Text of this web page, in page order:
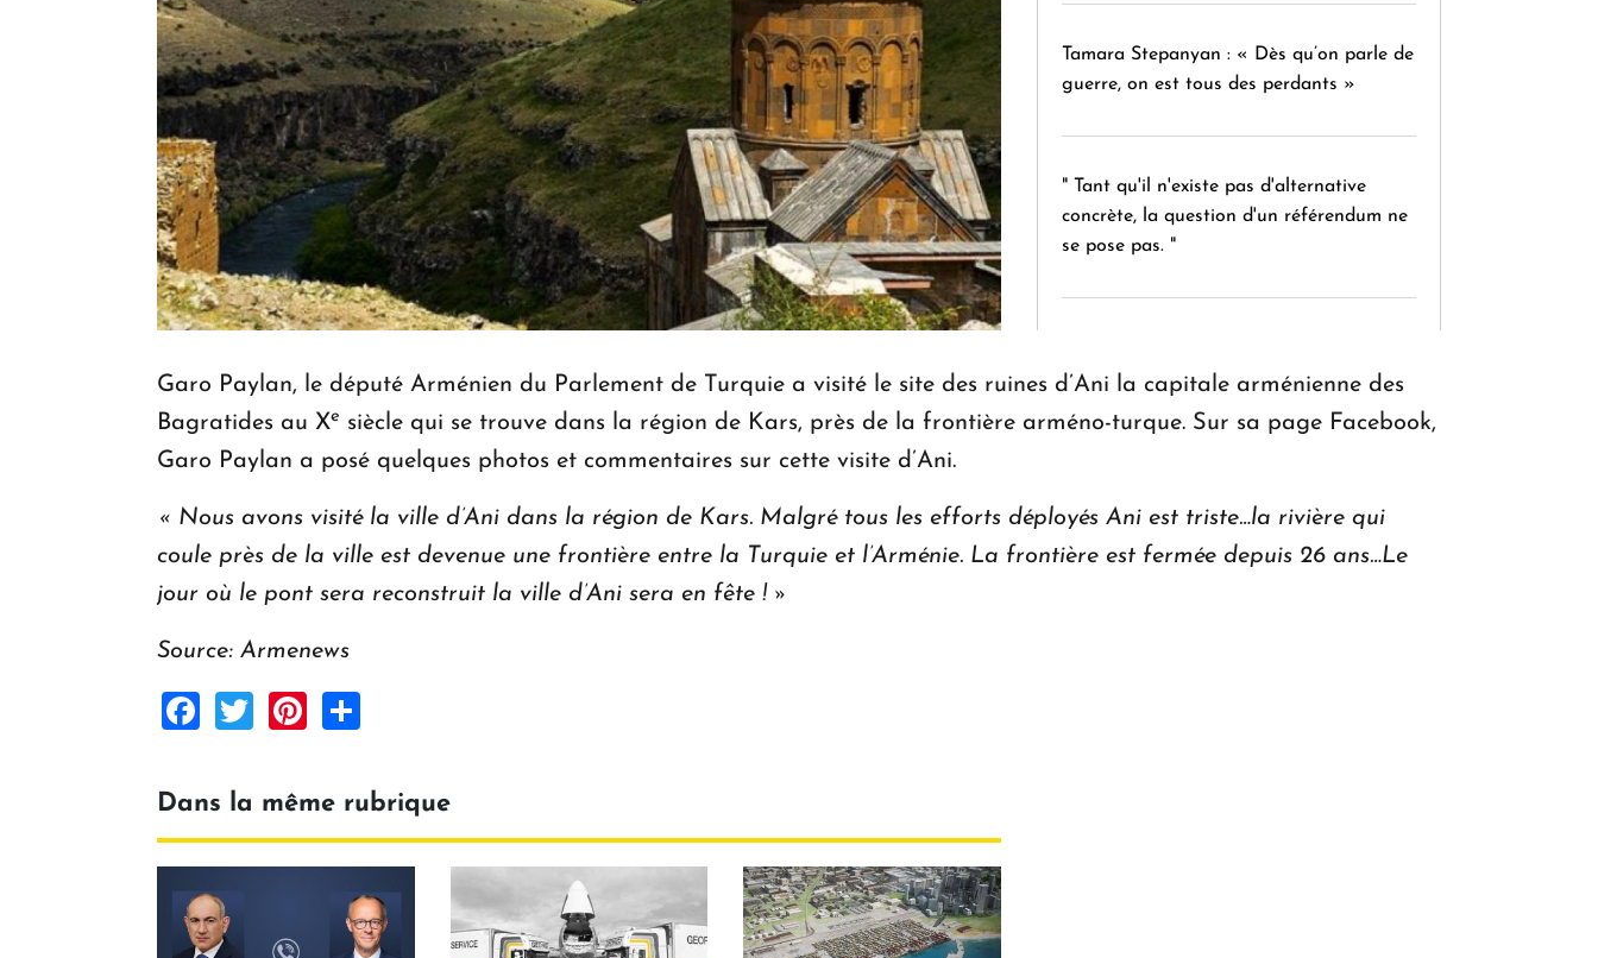
Tamara Stepanyan : « Dès qu’on parle de
guerre, on est tous des perdants »
" Tant qu'il n'existe pas d'alternative
concrète, la question d'un référendum ne
se pose pas. "
d'avenir en Arménie
d'Arménie ouvrira ses portes à Dilijan
Garo Paylan, le député Arménien du Parlement de Turquie a visité le site des ruines d’Ani la capitale arménienne des
Bagratides au Xe siècle qui se trouve dans la région de Kars, près de la frontière arméno-turque. Sur sa page Facebook,
Garo Paylan a posé quelques photos et commentaires sur cette visite d’Ani.
« Nous avons visité la ville d’Ani dans la région de Kars. Malgré tous les efforts déployés Ani est triste…la rivière qui
coule près de la ville est devenue une frontière entre la Turquie et l’Arménie. La frontière est fermée depuis 26 ans…Le
jour où le pont sera reconstruit la ville d’Ani sera en fête ! »
Source: Armenews
Facebook
TwitterPinterest
Dans la même rubrique